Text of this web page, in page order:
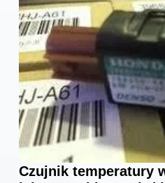
Czujnik temperatury